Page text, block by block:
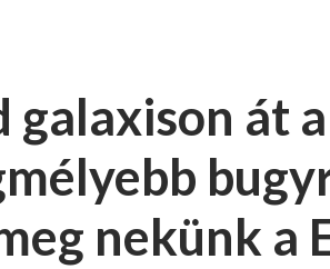
galaxison át
nekünk a